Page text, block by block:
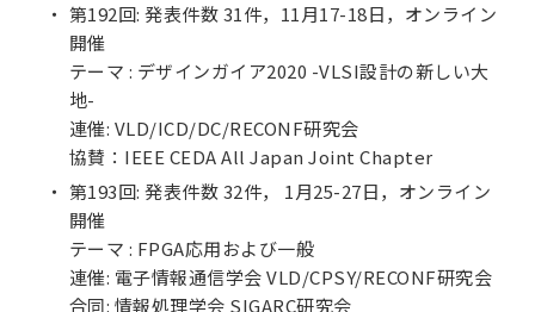
第192回: 発表件数 31件，11月17-18日，オンライン
開催
テーマ : デザインガイア2020 -VLSI設計の新しい大
地-
連催: VLD/ICD/DC/RECONF研究会
協賛：IEEE CEDA All Japan Joint Chapter
第193回: 発表件数 32件， 1月25-27日，オンライン
開催
テーマ : FPGA応用および一般
連催: 電子情報通信学会 VLD/CPSY/RECONF研究会
合同: 情報処理学会 SIGARC研究会